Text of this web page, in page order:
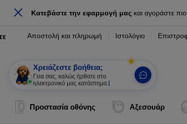
× Κατεβάστε την εφαρμογή μαςκαι αγοράστε
Αποστολή και πληρωμή Ιστολόγιο
Χρειάζεστε βοήθεια;
Γεια σας, καλώς ήρθατε στο
ηλεκτρονικό μας κατάστημα. |
Προστασία οθόνης Αξεσουάρ